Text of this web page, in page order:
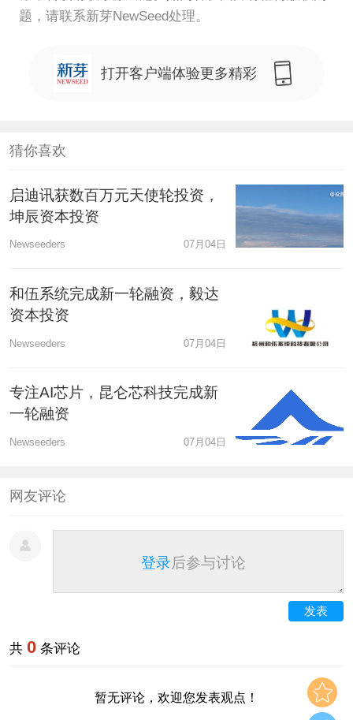
题，请联系新芽NewSeed处理。
打开客户端体验更多精彩
猜你喜欢
启迪讯获数百万元天使轮投资，
坤辰资本投资
Newseeders 07月04日
和伍系统完成新一轮融资，毅达
资本投资
Newseeders 07月04日
专注AI芯片，昆仑芯科技完成新
一轮融资
Newseeders 07月04日
网友评论
登录后参与讨论
发表
共 0 条评论
暂无评论，欢迎您发表观点！